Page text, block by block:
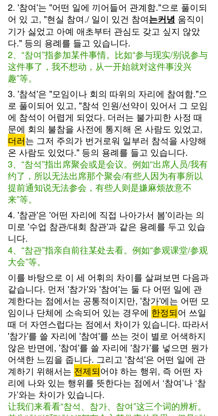
2. '참여'는 "어떤 일에 끼어들어 관계함."으로 풀이되
어 있 고, "현실 참여./ 일이 있건 참여는커녕 움직이
기가 싫었고 아예 애초부터 관심도 갖고 싶지 않았
다." 등의 용례를 들고 있습니다.
2、“참여”指参加某件事情。比如“参与现实/别说参与
这件事了，我不想动，从一开始就对这件事没兴
趣”等。
3. '참석'은 "모임이나 회의 따위의 자리에 참여함."으
로 풀이되어 있고, "참석 인원/선약이 있어서 그 모임
에 참석이 어렵게 되었다. 더러는 불가피한 사정 때
문에 회의 불참을 사전에 통지해 온 사람도 있었고,
더러는 그저 주의가 번거로워 일부러 참석을 사양해
온 사람도 있었다." 등의 용례를 들고 있습니다.
3、“참석”指出席聚会或是会议。例如“出席人员/我有
约了，所以无法出席那个聚会/有些人因为有事所以
提前通知说无法参会，有些人则是嫌麻烦故意不
来”等。
4. '참관'은 '어떤 자리에 직접 나아가서 봄'이라는 의
미로 '수업 참관/대회 참관'과 같은 용례를 두고 있습
니다.
4、“참관”指亲自前往某处去看。例如“参观课堂/参观
大会”等。
이를 바탕으로 이 세 어휘의 차이를 살펴보면 다음과
같습니다. 먼저 '참가'와 '참여'는 둘 다 어떤 일에 관
계한다는 점에서는 공통적이지만, '참가'에는 어떤 모
임이나 단체에 소속되어 있는 경우에 한정되어 쓰일
때 더 자연스럽다는 점에서 차이가 있습니다. 따라서
'참가'를 쓸 자리에 '참여'를 쓰는 것이 별로 어색하지
않은 반면에, '참여'를 쓸 자리에 '참가'를 넣으면 뭔가
어색한 느낌을 줍니다. 그리고 '참석'은 어떤 일에 관
계하기 위해서는 전제되어야 하는 행위, 즉 어떤 자
리에 나와 있는 행위를 뜻한다는 점에서 ‘참여’나 ‘참
가’와는 차이가 있습니다.
让我们来看看“참석、참가、참여”这三个词的辨析。